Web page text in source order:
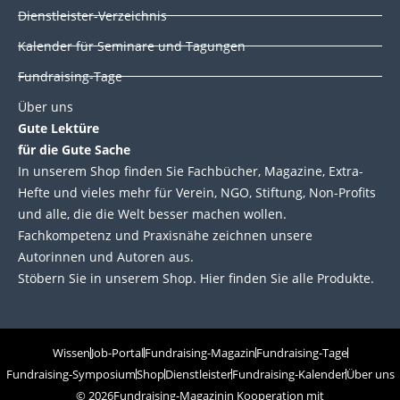
Dienstleister-Verzeichnis
Kalender für Seminare und Tagungen
Fundraising-Tage
Über uns
Gute Lektüre
für die Gute Sache
In unserem Shop finden Sie Fachbücher, Magazine, Extra-
Hefte und vieles mehr für Verein, NGO, Stiftung, Non-Profits
und alle, die die Welt besser machen wollen.
Fachkompetenz und Praxisnähe zeichnen unsere
Autorinnen und Autoren aus.
Stöbern Sie in unserem Shop. Hier finden Sie alle Produkte.
WissenJob-PortalFundraising-MagazinFundraising-Tage
Fundraising-SymposiumShopDienstleisterFundraising-KalenderÜber uns
© 2026Fundraising-Magazinin Kooperation mit